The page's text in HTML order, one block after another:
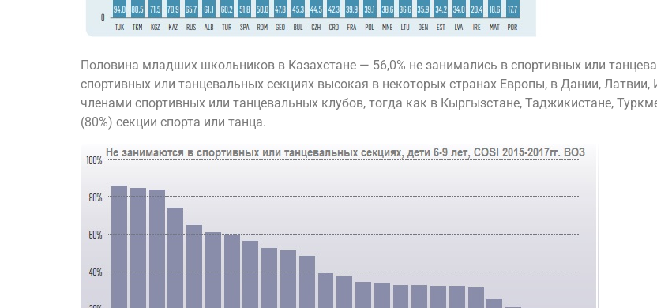
Половина младших школьников в Казахстане — 56,0% не занимались в спортивных или
спортивных или танцевальных секциях высокая в некоторых странах Европы, в Дании,
членами спортивных или танцевальных клубов, тогда как в Кыргызстане, Таджикистане,
(80%) секции спорта или танца.